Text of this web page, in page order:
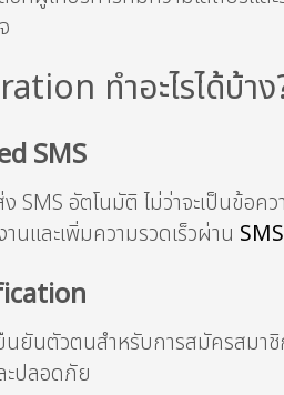
ทำอะไรได้บ้าง
SMS
SMS อัตโนมัติ ไม่ว่าจะเป็นข้อ
นและเพิ่มความรวดเร็วผ่าน
ยันตัวตนสำหรับการสมัครสมา
ะปลอดภัย